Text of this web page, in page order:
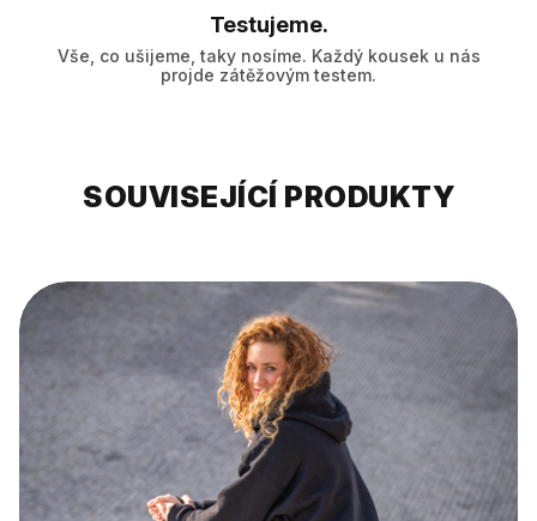
Testujeme.
Vše, co ušijeme, taky nosíme. Každý kousek u nás
projde zátěžovým testem.
SOUVISEJÍCÍ PRODUKTY